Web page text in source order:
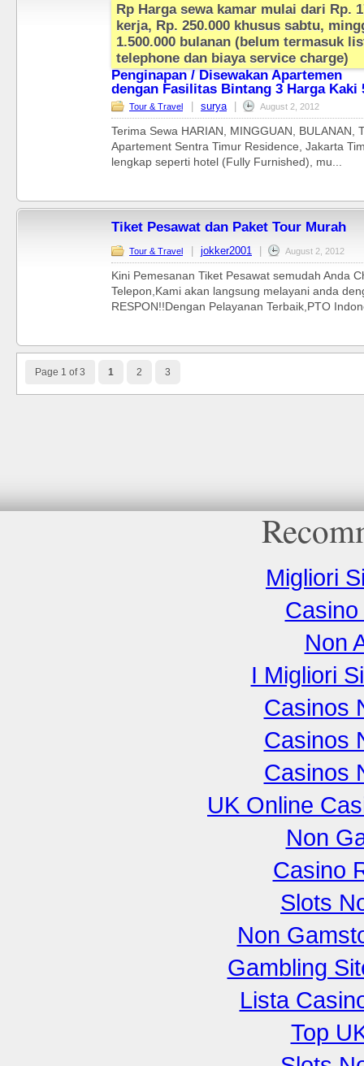
Rp Harga sewa kamar mulai dari Rp.
kerja, Rp. 250.000 khusus sabtu,
1.500.000 bulanan (belum termasuk
telephone dan biaya service charge)
Penginapan / Disewakan Apartemen
dengan Fasilitas Bintang 3 Harga Kaki
Tour & Travel surya August 2, 2012
Terima Sewa HARIAN, MINGGUAN, BULANAN,
Apartement Sentra Timur Residence, Jakarta
lengkap seperti hotel (Fully Furnished), mu...
Tiket Pesawat dan Paket Tour Murah
Tour & Travel jokker2001 August 2, 2012
Kini Pemesanan Tiket Pesawat semudah Anda
Telepon,Kami akan langsung melayani anda
RESPON!!Dengan Pelayanan Terbaik,PTO
Page 1 of 3 1 2 3
Migliori
Non
I Migliori
Casinos
Casinos
Casinos
UK Online
Non
Casino
Slots
Non
Gambling
Lista
Top